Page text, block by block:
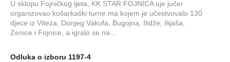
U sklopu Fojničkog ljeta, KK STAR FOJNICA uje jučer
organizovao košarkaški turnir ma kojem je učestvovalo 130
djece iz Viteza, Donjeg Vakufa, Bugojna, Ilidže, Ilijaša,
Zenice i Fojnice, a igralo se na...
Odluka o izboru 1197-4